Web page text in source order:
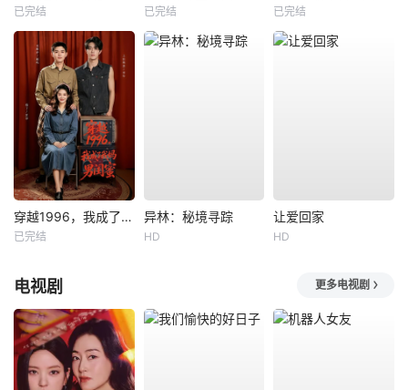
已完结 已完结 已完结
穿越1996，我成了我妈男闺蜜
已完结
异林：秘境寻踪
HD
让爱回家
HD
电视剧 更多电视剧